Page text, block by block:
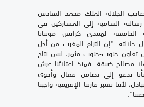
الجلالة الملك محمد السادس
السامية إلى المشاركين في
الخامسة لمنتدى كرانس مونتانا
جلالته: "إن التزام المغرب من أجل
تعاون جنوب-جنوب مثمر، ليس نتاج
مصالح ضيقة. فمنذ اعتلائنا عرش
ندعو إلى تضامن فعال وأخوي
لأننا نعتبر قارتنا الإفريقية واجبنا